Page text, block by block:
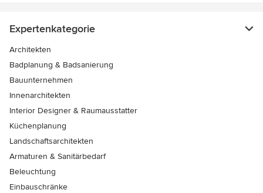
Expertenkategorie
Architekten
Badplanung & Badsanierung
Bauunternehmen
Innenarchitekten
Interior Designer & Raumausstatter
Küchenplanung
Landschaftsarchitekten
Armaturen & Sanitärbedarf
Beleuchtung
Einbauschränke